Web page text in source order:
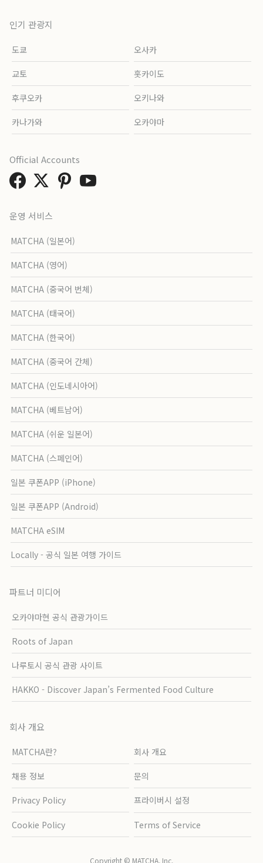
인기 관광지
도쿄 오사카
교토 홋카이도
후쿠오카 오키나와
카나가와 오카야마
운영 서비스
MATCHA (일본어)
MATCHA (영어)
MATCHA (중국어 번체)
MATCHA (태국어)
MATCHA (한국어)
MATCHA (중국어 간체)
MATCHA (인도네시아어)
MATCHA (베트남어)
MATCHA (쉬운 일본어)
MATCHA (스페인어)
일본 쿠폰APP (iPhone)
일본 쿠폰APP (Android)
MATCHA eSIM
Locally - 공식 일본 여행 가이드
파트너 미디어
오카야마현 공식 관광가이드
Roots of Japan
나루토시 공식 관광 사이트
HAKKO - Discover Japan’s Fermented Food Culture
회사 개요
MATCHA란? 회사 개요
채용 정보 문의
Privacy Policy 프라이버시 설정
Cookie Policy Terms of Service
Official Accounts
Copyright © MATCHA, Inc.